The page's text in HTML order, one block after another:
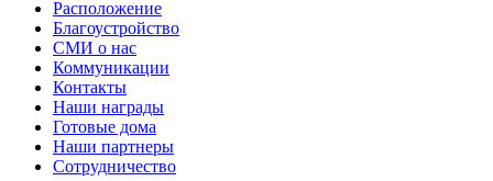
Расположение
Благоустройство
СМИ о нас
Коммуникации
Контакты
Наши награды
Готовые дома
Наши партнеры
Сотрудничество